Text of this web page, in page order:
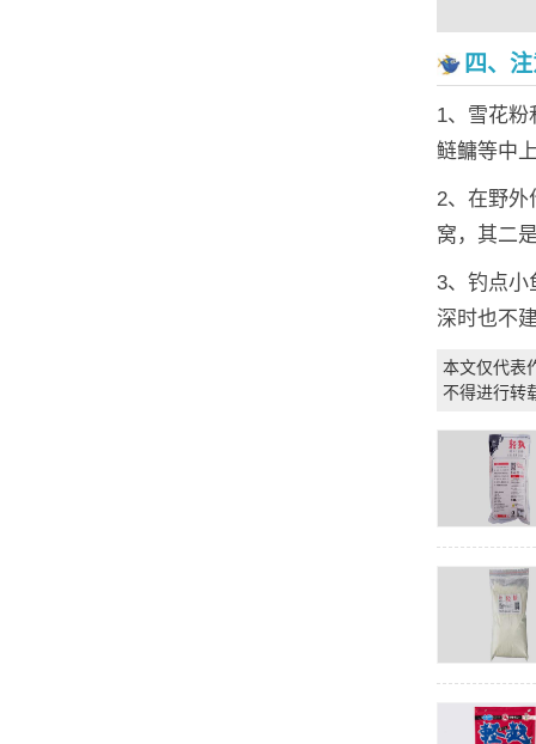
四、
1、雪花粉
鲢鳙等中
2、在野外
窝，其二
3、钓点小
深时也不
本文仅代表
不得进行转